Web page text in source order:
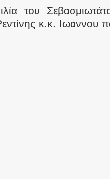
του
κ.κ. Ιωάννου